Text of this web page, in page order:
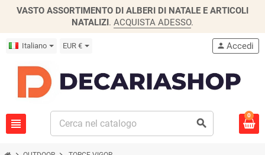
VASTO ASSORTIMENTO DI ALBERI DI NATALE E ARTICOLI
NATALIZI. ACQUISTA ADESSO.
Italiano EUR €
view_headline search
person Accedi
0